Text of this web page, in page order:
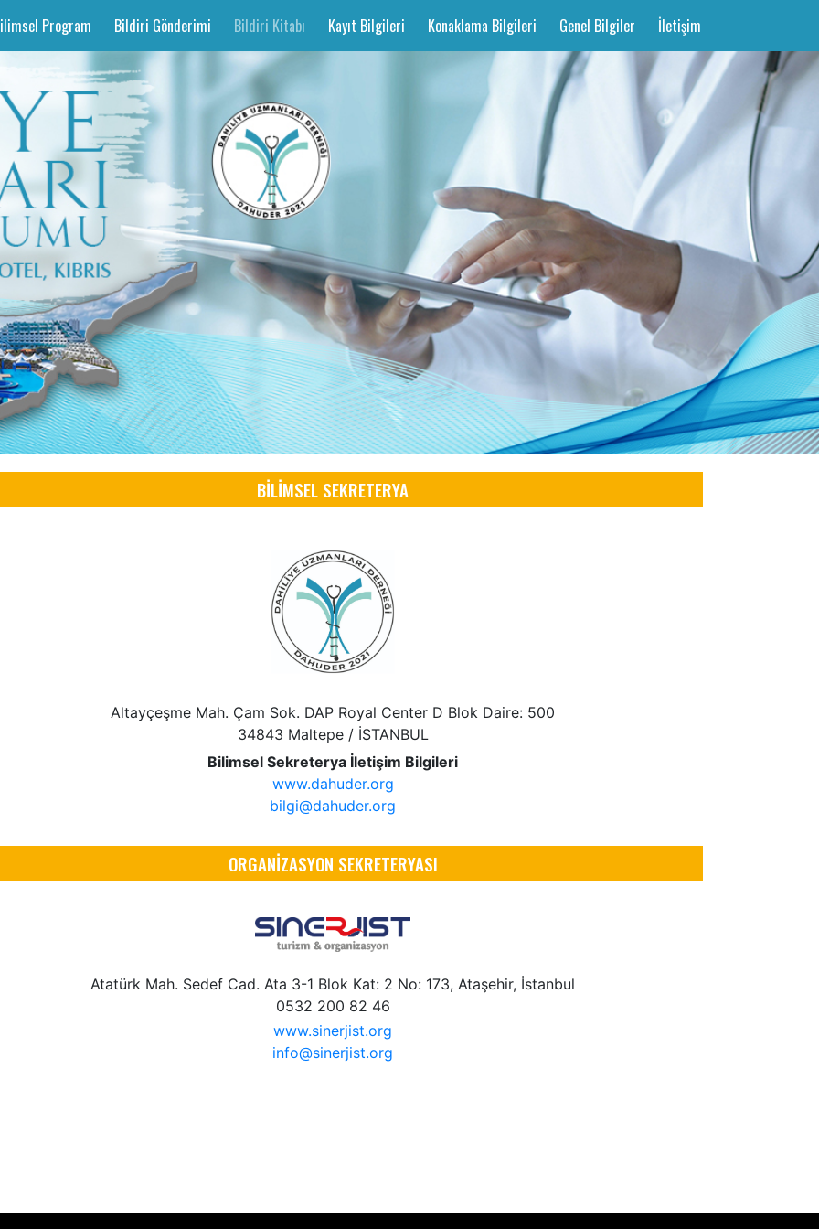
Program Bildiri Gönderimi Bildiri Kitabı Kayıt Bilgileri Konaklama Bilgileri Genel Bilgiler İletişim
BİLİMSEL SEKRETERYA
Altayçeşme Mah. Çam Sok. DAP Royal Center D Blok Daire: 500
34843 Maltepe / İSTANBUL
Bilimsel Sekreterya İletişim Bilgileri
www.dahuder.org
bilgi@dahuder.org
ORGANİZASYON SEKRETERYASI
Atatürk Mah. Sedef Cad. Ata 3-1 Blok Kat: 2 No: 173, Ataşehir, İstanbul
0532 200 82 46
www.sinerjist.org
info@sinerjist.org
Tarihi
1 8
Ekim
Bildiri Özeti
Son Gönderim Tarihi